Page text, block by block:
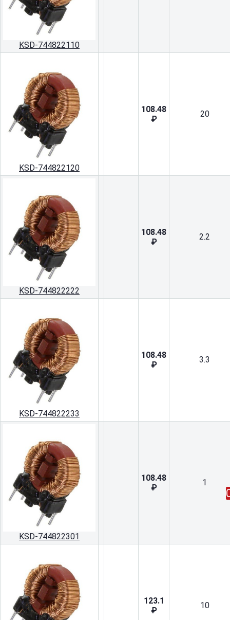
KSD-744822110
KSD-744822120
108.48
₽
20
KSD-744822222
108.48
₽
2.2
KSD-744822233
108.48
₽
3.3
KSD-744822301
108.48
₽
1
123.1
₽
10